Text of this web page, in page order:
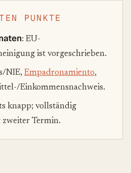
PUNKTE
: EU-
ist vorgeschrieben.
NIE, Empadronamiento,
Einkommensnachweis.
knapp; vollständig
zweiter Termin.